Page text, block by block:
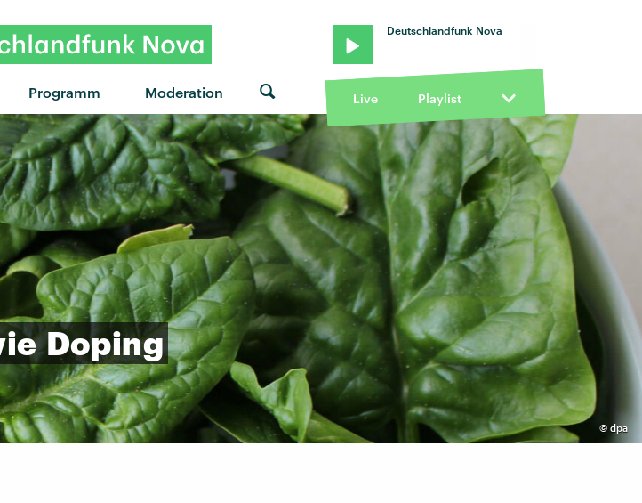
Programm Moderation
Deutschlandfunk Nova
Live Playlist
© dpa
Doping